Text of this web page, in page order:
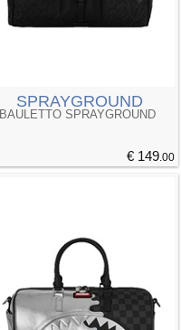
SPRAYGROUND
BAULETTO SPRAYGROUND
€ 149.00